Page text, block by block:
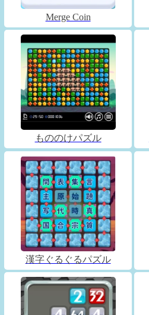
Merge Coin
もののけパズル
漢字ぐるぐるパズル